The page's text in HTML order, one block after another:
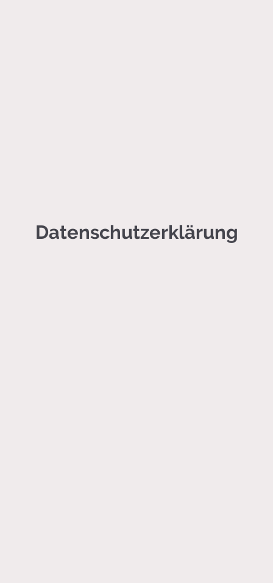
Datenschutzerklärung